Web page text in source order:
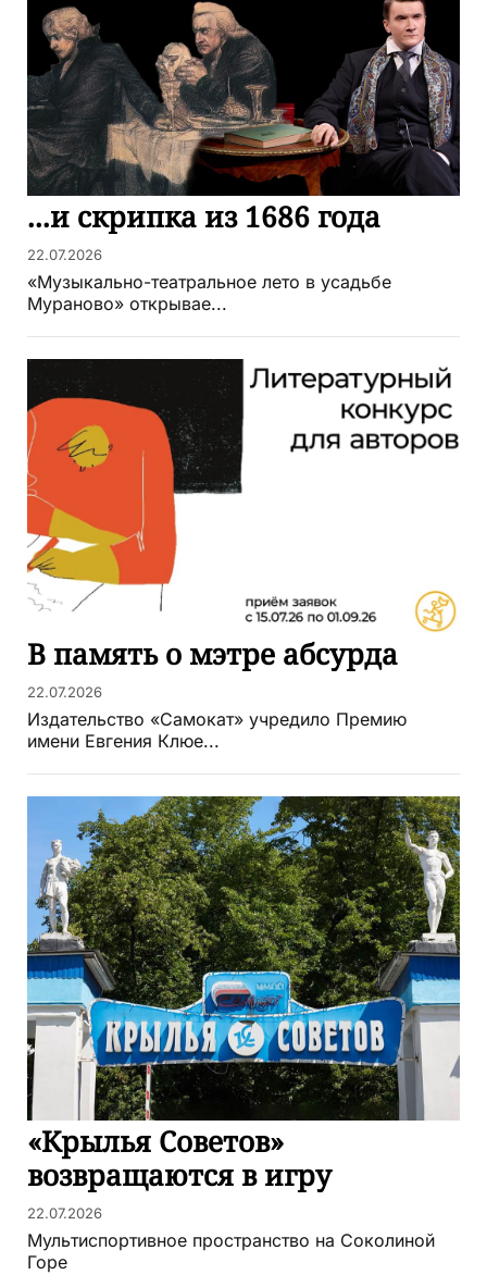
...и скрипка из 1686 года
22.07.2026
«Музыкально-театральное лето в усадьбе
Мураново» открывае...
В память о мэтре абсурда
22.07.2026
Издательство «Самокат» учредило Премию
имени Евгения Клюе...
«Крылья Советов»
возвращаются в игру
22.07.2026
Мультиспортивное пространство на Соколиной
Горе